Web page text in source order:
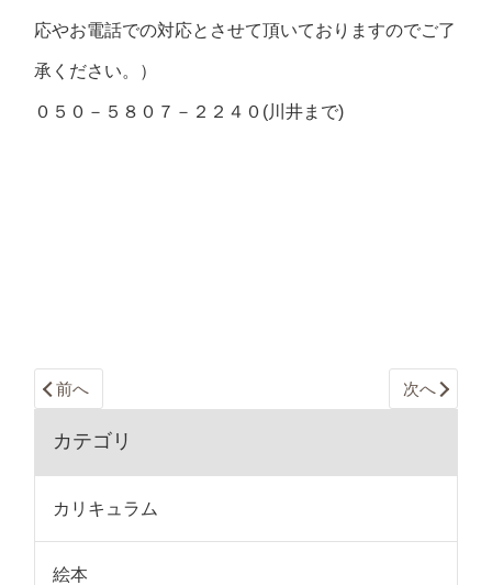
応やお電話での対応とさせて頂いておりますのでご了
承ください。）
０５０－５８０７－２２４０(川井まで)
前へ 次へ
カテゴリ
カリキュラム
絵本